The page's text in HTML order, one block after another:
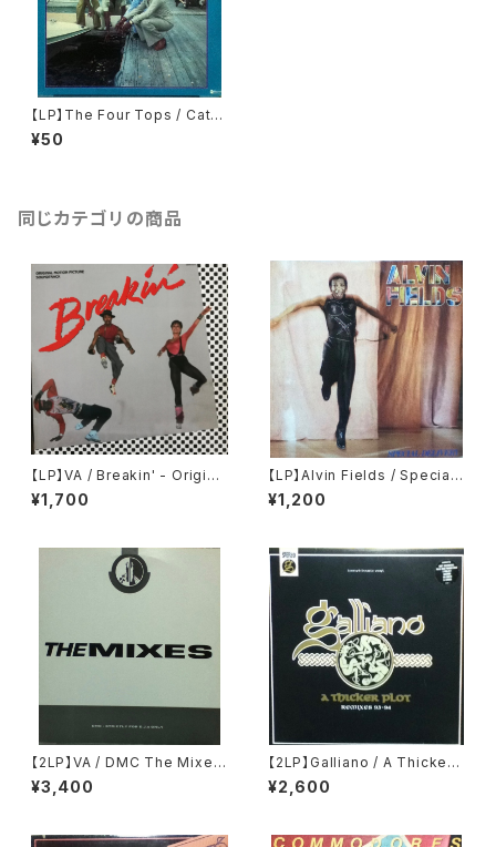
【LP】The Four Tops / Catfi
sh
¥50
同じカテゴリの商品
【LP】VA / Breakin' - Origina
l Motion Picture Soundtrac
k
¥1,700
【LP】Alvin Fields / Special
Delivery
¥1,200
【2LP】VA / DMC The Mixes
149
¥3,400
【2LP】Galliano / A Thicker
Plot - Remixes 93-94
¥2,600